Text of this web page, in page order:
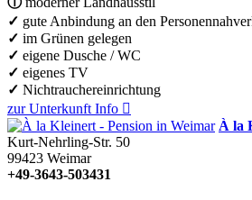
✓ gute Anbindung an den
✓ im Grünen gelegen
✓ eigene Dusche / WC
✓ eigenes TV
✓ Nichtrauchereinrichtung
zur Unterkunft Info 
À la
Kurt-Nehrling-Str. 50
99423 Weimar
+49-3643-503431